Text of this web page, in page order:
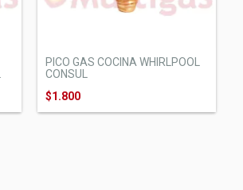
PICO GAS COCINA WHIRLPOOL
CONSUL
$1.800